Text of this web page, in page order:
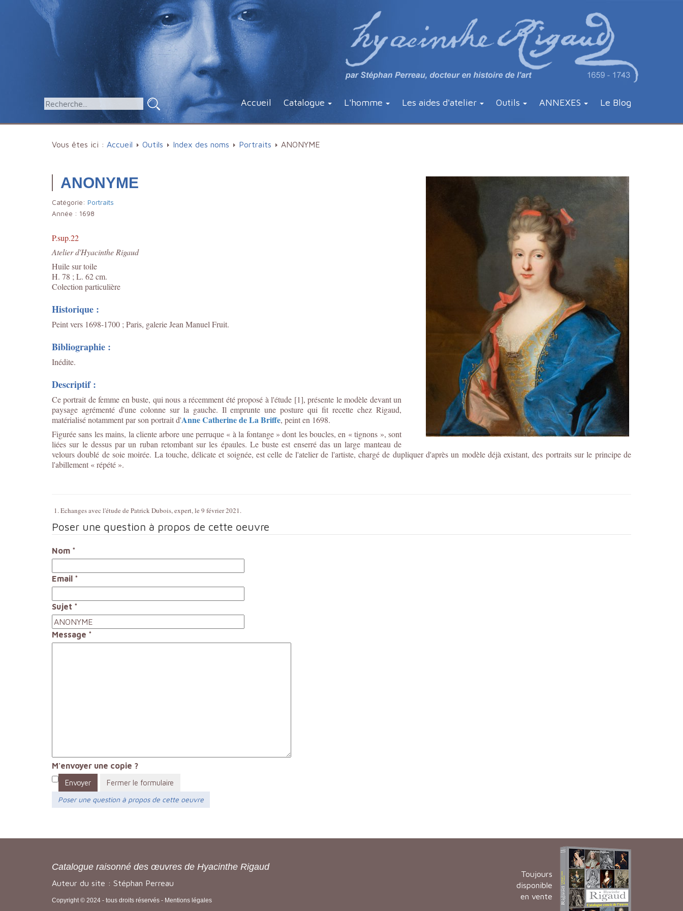
Accueil Catalogue L'homme Les aides d'atelier Outils ANNEXES Le Blog
Vous êtes ici : Accueil Outils Index des noms Portraits ANONYME
ANONYME
Catégorie: Portraits
Année : 1698
P.sup.22
Atelier d'Hyacinthe Rigaud
Huile sur toile
H. 78 ; L. 62 cm.
Colection particulière
Historique :
Peint vers 1698-1700 ; Paris, galerie Jean Manuel Fruit.
Bibliographie :
Inédite.
Descriptif :
Ce portrait de femme en buste, qui nous a récemment été proposé à l'étude [1], présente le modèle devant un
paysage agrémenté d'une colonne sur la gauche. Il emprunte une posture qui fit recette chez Rigaud,
matérialisé notamment par son portrait d'Anne Catherine de La Briffe, peint en 1698.
Figurée sans les mains, la cliente arbore une perruque « à la fontange » dont les boucles, en « tignons », sont
liées sur le dessus par un ruban retombant sur les épaules. Le buste est enserré das un large manteau de
velours doublé de soie moirée. La touche, délicate et soignée, est celle de l'atelier de l'artiste, chargé de dupliquer d'après un modèle déjà existant, des portraits sur le principe de
l'abillement « répété ».
1. Echanges avec l'étude de Patrick Dubois, expert, le 9 février 2021.
Poser une question à propos de cette oeuvre
Nom *
Email *
Sujet *
Message *
M'envoyer une copie ?
Envoyer
Fermer le formulaire
Poser une question à propos de cette oeuvre
Catalogue raisonné des œuvres de Hyacinthe Rigaud
Auteur du site : Stéphan Perreau
Copyright © 2024 - tous droits réservés - Mentions légales
Toujours
disponible
en vente